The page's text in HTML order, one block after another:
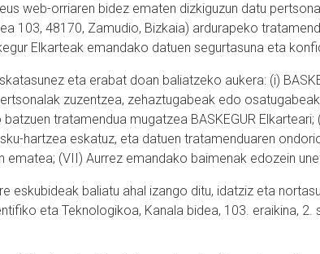
web-orriaren bidez ematen dizkiguzun datu
103, 48170, Zamudio, Bizkaia) ardurapeko
Elkarteak emandako datuen segurtasuna eta
eta erabat doan baliatzeko aukera: (i)
zuzentzea, zehaztugabeak edo
tratamendua mugatzea BASKEGUR
hartzea eskatuz, eta datuen tratamenduaren
(VII) Aurrez emandako baimenak edozein
eskubideak baliatu ahal izango ditu, idatziz eta
eta Teknologikoa, Kanala bidea, 103. eraikina,